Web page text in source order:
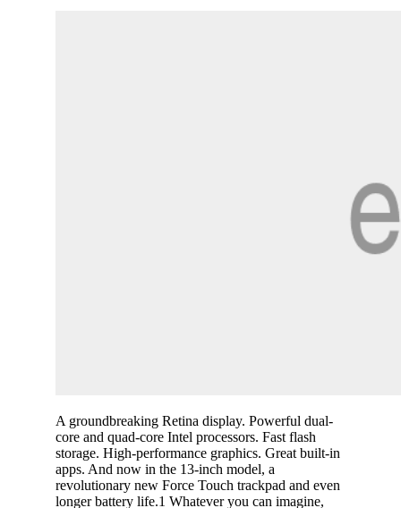
A groundbreaking Retina display. Powerful dual-
core and quad-core Intel processors. Fast flash
storage. High-performance graphics. Great built-in
apps. And now in the 13-inch model, a
revolutionary new Force Touch trackpad and even
longer battery life.1 Whatever you can imagine,